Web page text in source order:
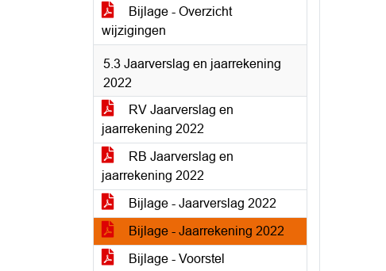
Bijlage - Overzicht
wijzigingen
5.3 Jaarverslag en jaarrekening
2022
RV Jaarverslag en
jaarrekening 2022
RB Jaarverslag en
jaarrekening 2022
Bijlage - Jaarverslag 2022
Bijlage - Jaarrekening 2022
Bijlage - Voorstel